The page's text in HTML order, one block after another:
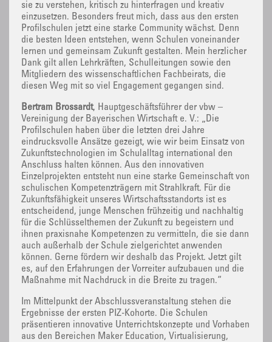
sie zu verstehen, kritisch zu hinterfragen und kreativ
einzusetzen. Besonders freut mich, dass aus den ersten
Profilschulen jetzt eine starke Community wächst. Denn
die besten Ideen entstehen, wenn Schulen voneinander
lernen und gemeinsam Zukunft gestalten. Mein herzlicher
Dank gilt allen Lehrkräften, Schulleitungen sowie den
Mitgliedern des wissenschaftlichen Fachbeirats, die
diesen Weg mit so viel Engagement gegangen sind.
Bertram Brossardt, Hauptgeschäftsführer der vbw –
Vereinigung der Bayerischen Wirtschaft e. V.: „Die
Profilschulen haben über die letzten drei Jahre
eindrucksvolle Ansätze gezeigt, wie wir beim Einsatz von
Zukunftstechnologien im Schulalltag international den
Anschluss halten können. Aus den innovativen
Einzelprojekten entsteht nun eine starke Gemeinschaft von
schulischen Kompetenzträgern mit Strahlkraft. Für die
Zukunftsfähigkeit unseres Wirtschaftsstandorts ist es
entscheidend, junge Menschen frühzeitig und nachhaltig
für die Schlüsselthemen der Zukunft zu begeistern und
ihnen praxisnahe Kompetenzen zu vermitteln, die sie dann
auch außerhalb der Schule zielgerichtet anwenden
können. Gerne fördern wir deshalb das Projekt. Jetzt gilt
es, auf den Erfahrungen der Vorreiter aufzubauen und die
Maßnahme mit Nachdruck in die Breite zu tragen.“
Im Mittelpunkt der Abschlussveranstaltung stehen die
Ergebnisse der ersten PIZ-Kohorte. Die Schulen
präsentieren innovative Unterrichtskonzepte und Vorhaben
aus den Bereichen Maker Education, Virtualisierung,